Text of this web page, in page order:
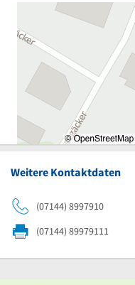
Weitere Kontaktdaten
(07144) 8997910
(07144) 89979111